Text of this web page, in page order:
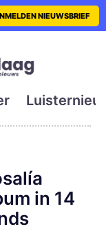
NIEUWSBRIEF
in 14